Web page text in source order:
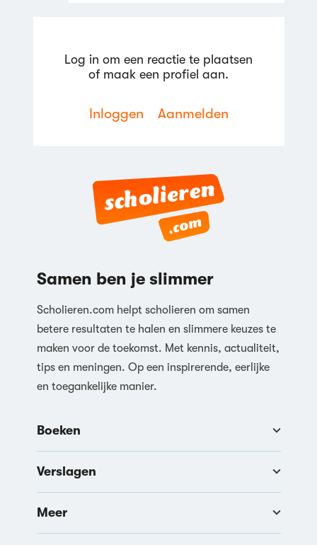
Reageren
Reageren
Log in om een reactie te plaatsen
of maak een profiel aan.
Inloggen Aanmelden
Samen ben je slimmer
Scholieren.com helpt scholieren om samen
betere resultaten te halen en slimmere keuzes te
maken voor de toekomst. Met kennis, actualiteit,
tips en meningen. Op een inspirerende, eerlijke
en toegankelijke manier.
Boeken
Verslagen
Meer